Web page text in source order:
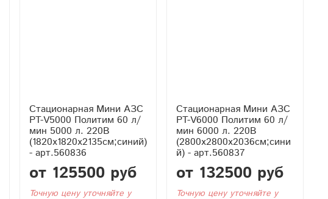
Стационарная Мини АЗС
PT-V5000 Политим 60 л/
мин 5000 л. 220В
(1820x1820x2135см;синий)
- арт.560836
от 125500 руб
Точную цену уточняйте у
Стационарная Мини АЗС
PT-V6000 Политим 60 л/
мин 6000 л. 220В
(2800x2800x2036см;сини
й) - арт.560837
от 132500 руб
Точную цену уточняйте у